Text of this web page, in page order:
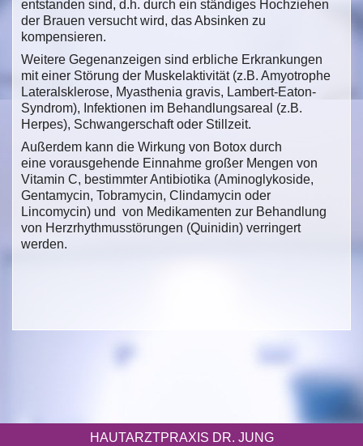
entstanden sind, d.h. durch ein ständiges Hochziehen
der Brauen versucht wird, das Absinken zu
kompensieren.
Weitere Gegenanzeigen sind erbliche Erkrankungen
mit einer Störung der Muskelaktivität (z.B. Amyotrophe
Lateralsklerose, Myasthenia gravis, Lambert-Eaton-
Syndrom), Infektionen im Behandlungsareal (z.B.
Herpes), Schwangerschaft oder Stillzeit.
Außerdem kann die Wirkung von Botox durch
eine vorausgehende Einnahme großer Mengen von
Vitamin C, bestimmter Antibiotika (Aminoglykoside,
Gentamycin, Tobramycin, Clindamycin oder
Lincomycin) und von Medikamenten zur Behandlung
von Herzrhythmusstörungen (Quinidin) verringert
werden.
HAUTARZTPRAXIS DR. JUNG